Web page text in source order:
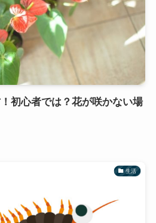
初心者では？花が咲かない場
生活